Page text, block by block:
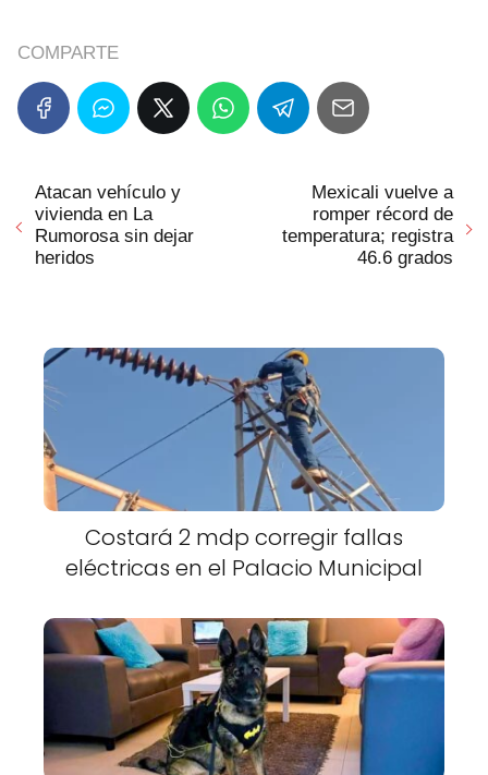
COMPARTE
Atacan vehículo y
vivienda en La
Rumorosa sin dejar
heridos
Mexicali vuelve a
romper récord de
temperatura; registra
46.6 grados
Costará 2 mdp corregir fallas
eléctricas en el Palacio Municipal